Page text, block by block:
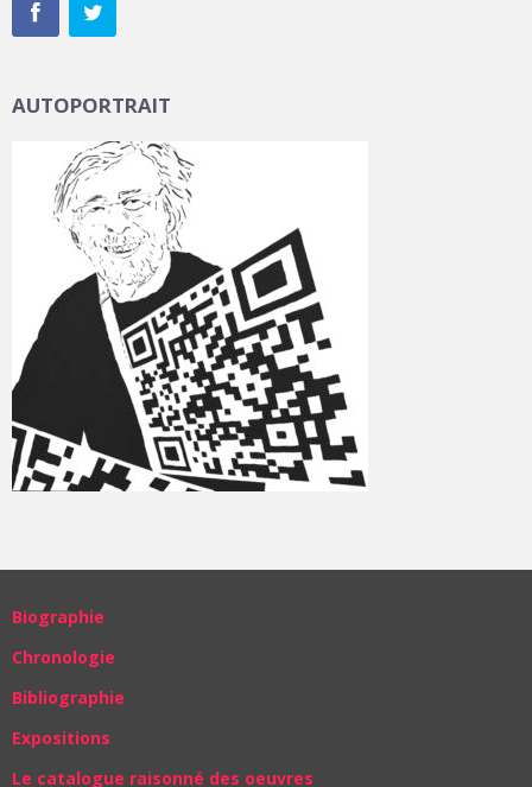
AUTOPORTRAIT
Biographie
Chronologie
Bibliographie
Expositions
Le catalogue raisonné des oeuvres